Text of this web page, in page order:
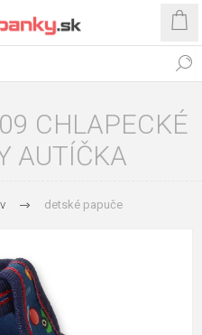
CHLAPECKÉ
AUTÍČKA
detské papuče